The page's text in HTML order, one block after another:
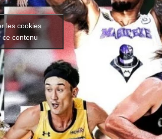
les cookies
ce contenu